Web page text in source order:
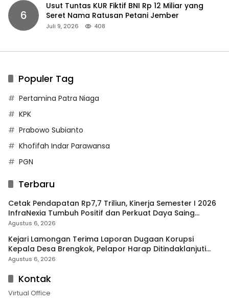
6
Usut Tuntas KUR Fiktif BNI Rp 12 Miliar yang
Seret Nama Ratusan Petani Jember
Juli 9, 2026 408
Populer Tag
Pertamina Patra Niaga
KPK
Prabowo Subianto
Khofifah Indar Parawansa
PGN
Terbaru
Cetak Pendapatan Rp7,7 Triliun, Kinerja Semester I 2026
InfraNexia Tumbuh Positif dan Perkuat Daya Saing
Industri Digital
Agustus 6, 2026
Kejari Lamongan Terima Laporan Dugaan Korupsi
Kepala Desa Brengkok, Pelapor Harap Ditindaklanjuti
Secara Profesional
Agustus 6, 2026
Kontak
Virtual Office